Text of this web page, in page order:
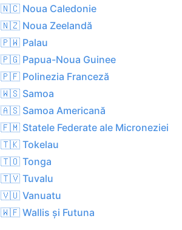
🇳🇨 Noua Caledonie
🇳🇿 Noua Zeelandă
🇵🇼 Palau
🇵🇬 Papua-Noua Guinee
🇵🇫 Polinezia Franceză
🇼🇸 Samoa
🇦🇸 Samoa Americană
🇫🇲 Statele Federate ale Microneziei
🇹🇰 Tokelau
🇹🇴 Tonga
🇹🇻 Tuvalu
🇻🇺 Vanuatu
🇼🇫 Wallis și Futuna